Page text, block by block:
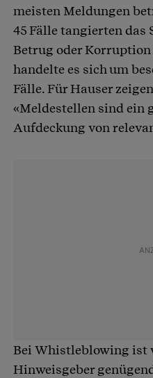
meisten Meldungen
45 Fälle tangierten das
Betrug oder
handelte es sich um
Fälle. Für Hauser
«Meldestellen sind ein
Aufdeckung von
Bei Whistleblowing ist
Hinweisgeber